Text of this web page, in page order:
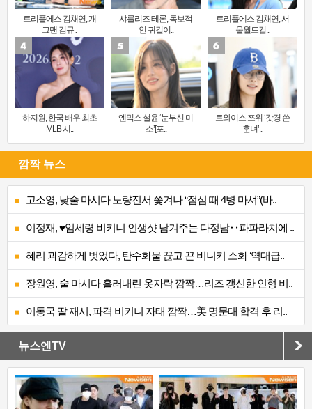
트리플에스 김채연, 개
그맨 김규..
샤를리즈 테론, 독보적
인 귀걸이..
트리플에스 김채연, 서
울월드컵..
하지원, 한국 배우 최초
MLB 시..
엔믹스 설윤 ‘눈부신 미
소’[포..
트와이스 쯔위 ‘갓경 쓴
훈녀’..
깜짝 뉴스
고소영, 낮술 마시다 노량진서 쫓겨나 “점심 때 4병 마셔”(바..
이정재, ♥임세령 비키니 인생샷 남겨주는 다정남‥파파라치에 ..
혜리 과감하게 벗었다, 탄수화물 끊고 끈 비니키 소화 ‘역대급..
장원영, 술 마시다 흘러내린 옷자락 깜짝…리즈 갱신한 인형 비..
이동국 딸 재시, 파격 비키니 자태 깜짝…美 명문대 합격 후 리..
뉴스엔TV